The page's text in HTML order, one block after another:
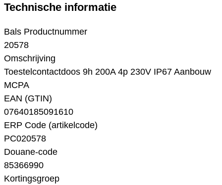
Technische informatie
Bals Productnummer
20578
Omschrijving
Toestelcontactdoos 9h 200A 4p 230V IP67 Aanbouw
MCPA
EAN (GTIN)
07640185091610
ERP Code (artikelcode)
PC020578
Douane-code
85366990
Kortingsgroep